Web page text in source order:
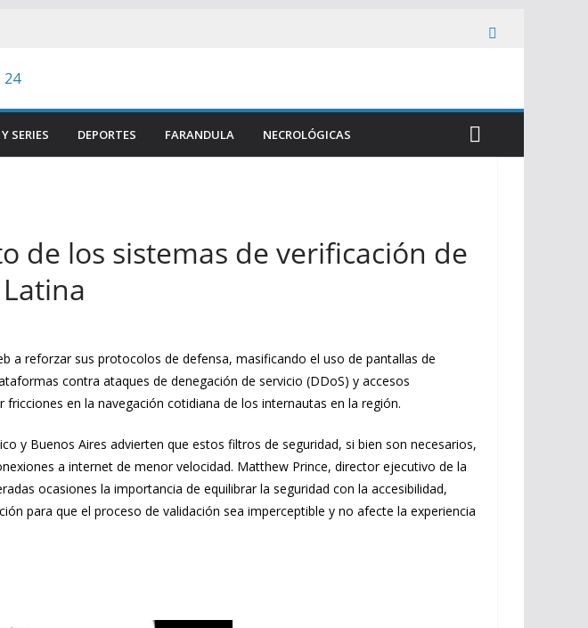
es
SERIES DEPORTES FARANDULA NECROLÓGICAS
de los sistemas de verificación de
a reforzar sus protocolos de defensa, masificando el uso de pantallas de
contra ataques de denegación de servicio (DDoS) y accesos
en la navegación cotidiana de los internautas en la región.
y Buenos Aires advierten que estos filtros de seguridad, si bien son necesarios,
a internet de menor velocidad. Matthew Prince, director ejecutivo de la
ocasiones la importancia de equilibrar la seguridad con la accesibilidad,
para que el proceso de validación sea imperceptible y no afecte la experiencia